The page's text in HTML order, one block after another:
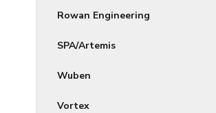
Rowan Engineering
SPA/Artemis
Wuben
Vortex